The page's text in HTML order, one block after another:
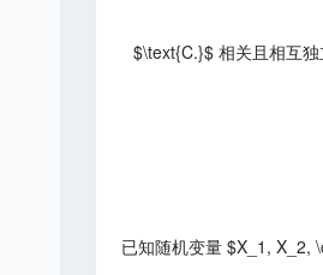
$\text{C.}$ 相关且相互独
已知随机变量 $X_1, X_2,